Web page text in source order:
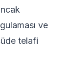
ve
telafi